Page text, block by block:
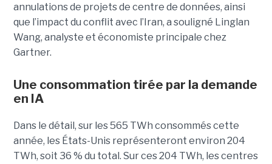
annulations de projets de centre de données, ainsi
que l’impact du conflit avec l’Iran, a souligné Linglan
Wang, analyste et économiste principale chez
Gartner.
Une consommation tirée par la demande
en IA
Dans le détail, sur les 565 TWh consommés cette
année, les États-Unis représenteront environ 204
TWh, soit 36 ​​% du total. Sur ces 204 TWh, les centres